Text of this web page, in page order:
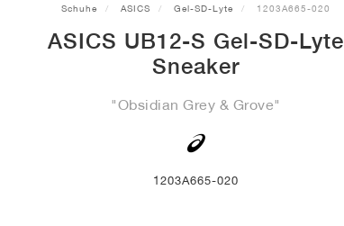
Schuhe ASICS Gel-SD-Lyte 1203A665-020
ASICS UB12-S Gel-SD-Lyte
Sneaker
"Obsidian Grey & Grove"
1203A665-020